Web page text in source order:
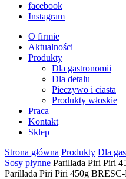
facebook
Instagram
O firmie
Aktualności
Produkty
Dla gastronomii
Dla detalu
Pieczywo i ciasta
Produkty włoskie
Praca
Kontakt
Sklep
Strona główna Produkty Dla
Sosy płynne Parillada Piri Piri
Parillada Piri Piri 450g